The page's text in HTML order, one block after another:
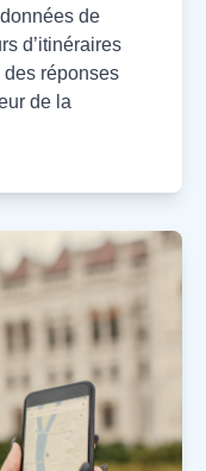
de
d’itinéraires
réponses
de la